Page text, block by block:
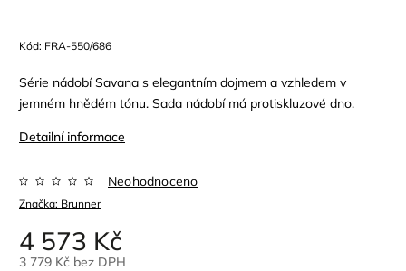
Kód: FRA-550/686
Série nádobí Savana s elegantním dojmem a vzhledem v
jemném hnědém tónu. Sada nádobí má protiskluzové dno.
Detailní informace
Značka: Brunner
Neohodnoceno
4 573 Kč
3 779 Kč bez DPH